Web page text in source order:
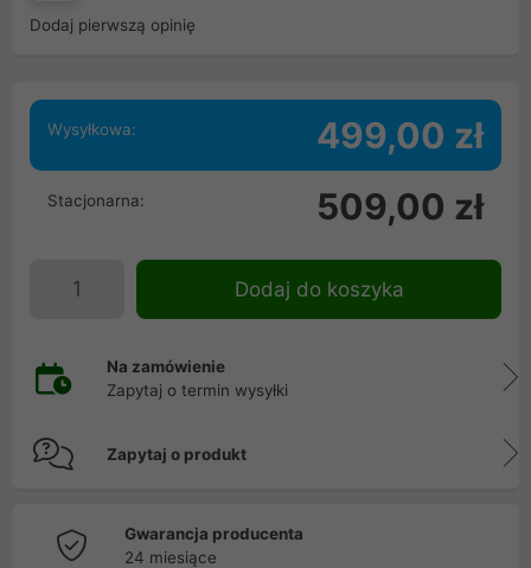
Dodaj pierwszą opinię
Wysyłkowa: 499,00 zł
Stacjonarna: 509,00 zł
Dodaj do koszyka
Na zamówienie
Zapytaj o termin wysyłki
Zapytaj o produkt
Gwarancja producenta
24 miesiące